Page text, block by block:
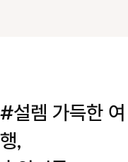
#설렘 가득한 여
행,